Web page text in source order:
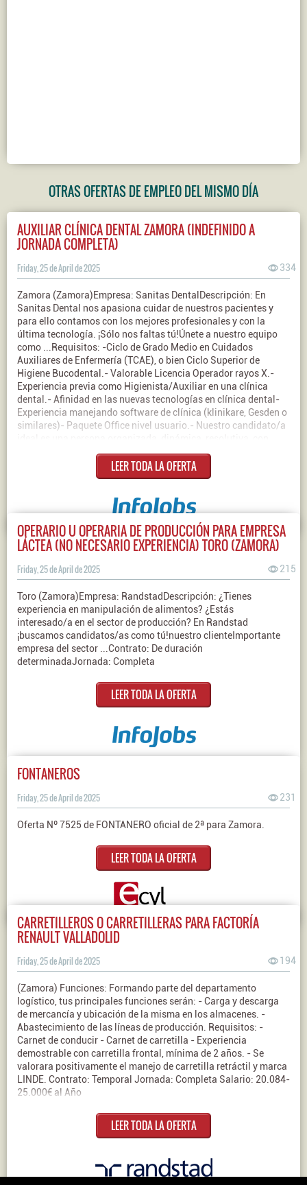
OTRAS OFERTAS DE EMPLEO DEL MISMO DÍA
AUXILIAR CLÍNICA DENTAL ZAMORA (INDEFINIDO A
JORNADA COMPLETA)
Friday, 25 de April de 2025 334
Zamora (Zamora)Empresa: Sanitas DentalDescripción: En
Sanitas Dental nos apasiona cuidar de nuestros pacientes y
para ello contamos con los mejores profesionales y con la
última tecnología. ¡Sólo nos faltas tú!Únete a nuestro equipo
como ...Requisitos: -Ciclo de Grado Medio en Cuidados
Auxiliares de Enfermería (TCAE), o bien Ciclo Superior de
Higiene Bucodental.- Valorable Licencia Operador rayos X.-
Experiencia previa como Higienista/Auxiliar en una clínica
dental.- Afinidad en las nuevas tecnologías en clínica dental-
Experiencia manejando software de clínica (klinikare, Gesden o
similares)- Paquete Office nivel usuario.- Nuestro candidato/a
iniciativa y con capacidad para conectar y asesorar al
paciente.Contrato: IndefinidoJornada: CompletaSalario:
LEER TODA LA OFERTA
OPERARIO U OPERARIA DE PRODUCCIÓN PARA EMPRESA
LÁCTEA (NO NECESARIO EXPERIENCIA) TORO (ZAMORA)
Friday, 25 de April de 2025 215
Toro (Zamora)Empresa: RandstadDescripción: ¿Tienes
experiencia en manipulación de alimentos? ¿Estás
interesado/a en el sector de producción? En Randstad
¡buscamos candidatos/as como tú!nuestro clienteImportante
empresa del sector ...Contrato: De duración
determinadaJornada: Completa
LEER TODA LA OFERTA
FONTANEROS
Friday, 25 de April de 2025 231
Oferta Nº 7525 de FONTANERO oficial de 2ª para Zamora.
LEER TODA LA OFERTA
CARRETILLEROS O CARRETILLERAS PARA FACTORÍA
RENAULT VALLADOLID
Friday, 25 de April de 2025 194
(Zamora) Funciones: Formando parte del departamento
logístico, tus principales funciones serán: - Carga y descarga
de mercancía y ubicación de la misma en los almacenes. -
Abastecimiento de las líneas de producción. Requisitos: -
Carnet de conducir - Carnet de carretilla - Experiencia
demostrable con carretilla frontal, mínima de 2 años. - Se
valorara positivamente el manejo de carretilla retráctil y marca
LINDE. Contrato: Temporal Jornada: Completa Salario: 20.084-
25.000€ al Año
LEER TODA LA OFERTA